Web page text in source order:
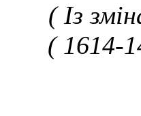
( Із
( 1614-